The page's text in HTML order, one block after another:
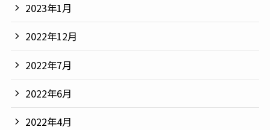
2023年1月
2022年12月
2022年7月
2022年6月
2022年4月